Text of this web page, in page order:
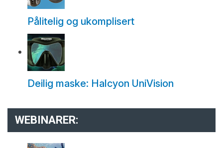
Pålitelig og ukomplisert
Deilig maske: Halcyon UniVision
WEBINARER: